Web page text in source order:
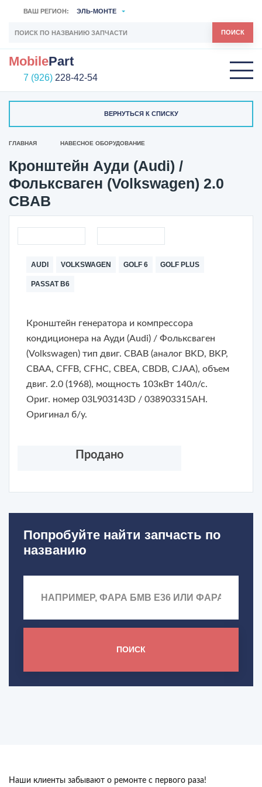
ВАШ РЕГИОН: ЭЛЬ-МОНТЕ
ПОИСК
MobilePart
7 (926) 228-42-54
ВЕРНУТЬСЯ К СПИСКУ
ГЛАВНАЯ НАВЕСНОЕ ОБОРУДОВАНИЕ
Кронштейн Ауди (Audi) /
Фольксваген (Volkswagen) 2.0
CBAB
AUDI VOLKSWAGEN GOLF 6 GOLF PLUS
PASSAT B6
Кронштейн генератора и компрессора
кондиционера на Ауди (Audi) / Фольксваген
(Volkswagen) тип двиг. CBAB (аналог BKD, BKP,
CBAA, CFFB, CFHC, CBEA, CBDB, CJAA), объем
двиг. 2.0 (1968), мощность 103кВт 140л/с.
Ориг. номер 03L903143D / 038903315AH.
Оригинал б/у.
Продано
Попробуйте найти запчасть по
названию
ПОИСК
Наши клиенты забывают о ремонте с первого раза!